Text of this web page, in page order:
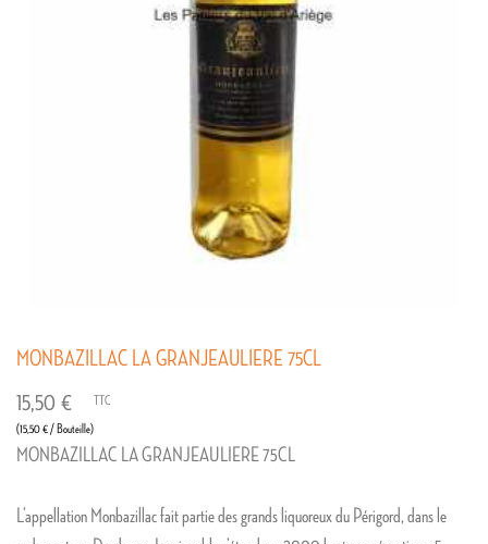
MONBAZILLAC LA GRANJEAULIERE 75CL
15,50 €
(15,50 € / Bouteille)
TTC
MONBAZILLAC LA GRANJEAULIERE 75CL
L’appellation Monbazillac fait partie des grands liquoreux du Périgord, dans le